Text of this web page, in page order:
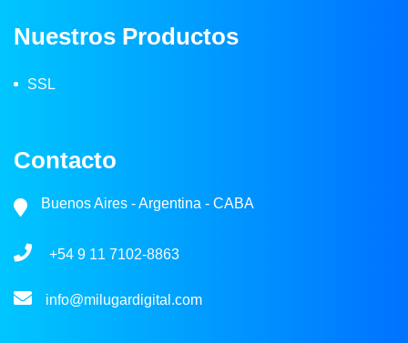
Nuestros Productos
SSL
Contacto
Buenos Aires - Argentina - CABA
+54 9 11 7102-8863
info@milugardigital.com